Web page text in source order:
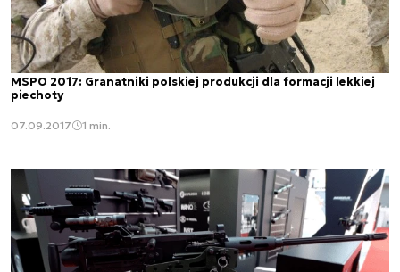
MSPO 2017: Granatniki polskiej produkcji dla formacji lekkiej
piechoty
07.09.2017 1 min.